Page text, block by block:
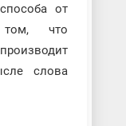
от
том, что
слова